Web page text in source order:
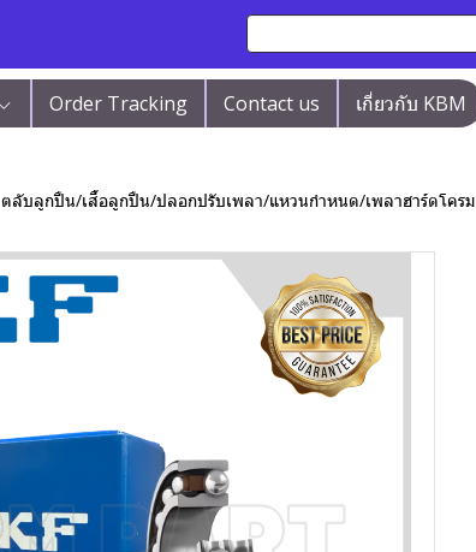
Order Tracking Contact us เกี่ยวกับ KBM
ตลับลูกปืน/เสื้อลูกปืน/ปลอกปรับเพลา/แหวนกำหนด/เพลาฮาร์ดโครม